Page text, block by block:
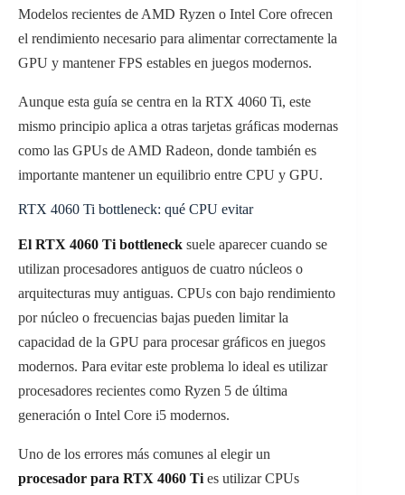
Modelos recientes de AMD Ryzen o Intel Core ofrecen
el rendimiento necesario para alimentar correctamente la
GPU y mantener FPS estables en juegos modernos.
Aunque esta guía se centra en la RTX 4060 Ti, este
mismo principio aplica a otras tarjetas gráficas modernas
como las GPUs de AMD Radeon, donde también es
importante mantener un equilibrio entre CPU y GPU.
RTX 4060 Ti bottleneck: qué CPU evitar
El RTX 4060 Ti bottleneck suele aparecer cuando se
utilizan procesadores antiguos de cuatro núcleos o
arquitecturas muy antiguas. CPUs con bajo rendimiento
por núcleo o frecuencias bajas pueden limitar la
capacidad de la GPU para procesar gráficos en juegos
modernos. Para evitar este problema lo ideal es utilizar
procesadores recientes como Ryzen 5 de última
generación o Intel Core i5 modernos.
Uno de los errores más comunes al elegir un
procesador para RTX 4060 Ti es utilizar CPUs